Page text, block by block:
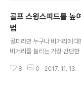
선택법을 골프존엘리트아카
수와 함께 알아보았습니다. *
A) "세상에 없던 최고의 시
골프 아카데미의 새로운 패
및 골프존의 기술력과 노하우
골프 스윙스피드를 높
법
골퍼라면 누구나 비거리에
비거리를 늘리는 가장 간단
마음처럼 쉬운 일이 아니죠
8 0 2017. 11. 13.